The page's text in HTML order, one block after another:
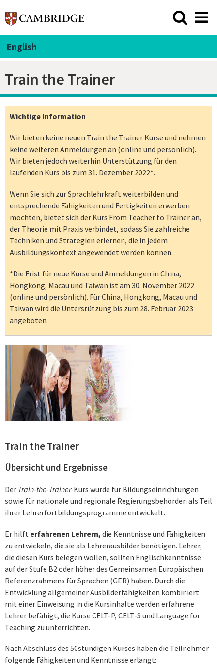
English
Train the Trainer
Wichtige Information
Wir bieten keine neuen Train the Trainer Kurse und nehmen
keine weiteren Anmeldungen an (online und persönlich).
Wir bieten jedoch weiterhin Unterstützung für den
laufenden Kurs bis zum 31. Dezember 2022*.
Wenn Sie sich zur Sprachlehrkraft weiterbilden und
entsprechende Fähigkeiten und Fertigkeiten erwerben
möchten, bietet sich der Kurs From Teacher to Traineran,
der Theorie mit Praxis verbindet, sodass Sie zahlreiche
Techniken und Strategien erlernen, die in jedem
Ausbildungskontext angewendet werden können.
*Die Frist für neue Kurse und Anmeldungen in China,
Hongkong, Macau und Taiwan ist am 30. November 2022
(online und persönlich). Für China, Hongkong, Macau und
Taiwan wird die Unterstützung bis zum 28. Februar 2023
angeboten.
Train the Trainer
Übersicht und Ergebnisse
Der Train-the-Trainer-Kurs wurde für Bildungseinrichtungen
sowie für nationale und regionale Regierungsbehörden als Teil
ihrer Lehrerfortbildungsprogramme entwickelt.
Er hilft erfahrenen Lehrern, die Kenntnisse und Fähigkeiten
zu entwickeln, die sie als Lehrerausbilder benötigen. Lehrer,
die diesen Kurs belegen wollen, sollten Englischkenntnisse
auf der Stufe B2 oder höher des Gemeinsamen Europäischen
Referenzrahmens für Sprachen (GER) haben. Durch die
Entwicklung allgemeiner Ausbilderfähigkeiten kombiniert
mit einer Einweisung in die Kursinhalte werden erfahrene
Lehrer befähigt, die Kurse CELT-P, CELT-S und Language for
Teaching zu unterrichten.
Nach Abschluss des 50stündigen Kurses haben die Teilnehmer
folgende Fähigkeiten und Kenntnisse erlangt: